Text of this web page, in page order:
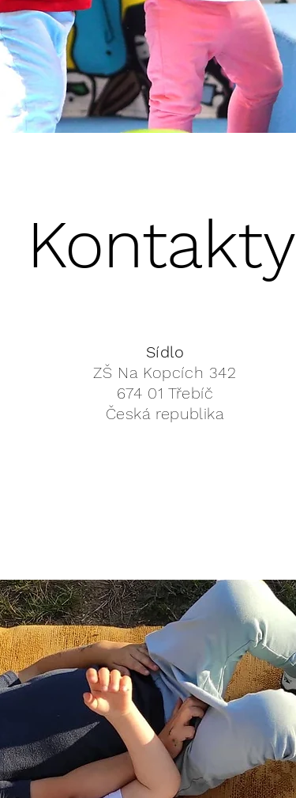
Kontakty
Sídlo
ZŠ Na Kopcích 342
674 01 Třebíč
Česká republika